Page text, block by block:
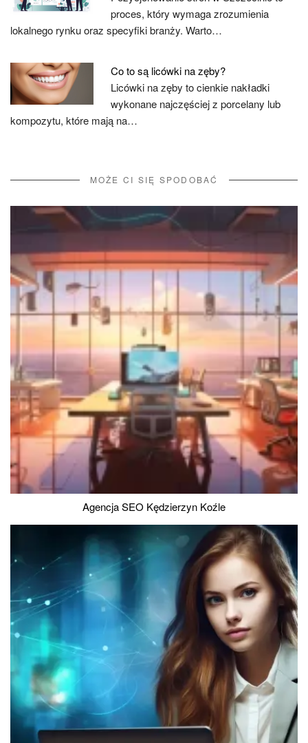
proces, który wymaga zrozumienia
lokalnego rynku oraz specyfiki branży. Warto…
Co to są licówki na zęby?
Licówki na zęby to cienkie nakładki
wykonane najczęściej z porcelany lub
kompozytu, które mają na…
MOŻE CI SIĘ SPODOBAĆ
Agencja SEO Kędzierzyn Koźle